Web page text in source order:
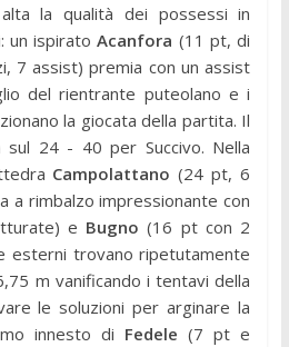
la qualità dei possessi in
un ispiratoAcanfora (11 pt, di
7 assist) premia con un assist
del rientrante puteolano e i
la giocata della partita. Il
24 - 40 per Succivo. Nella
Campolattano (24 pt, 6
a rimbalzo impressionante con
e Bugno (16 pt con 2
esterni trovano ripetutamente
m vanificando i tentavi della
le soluzioni per arginare la
innesto di Fedele (7 pt e